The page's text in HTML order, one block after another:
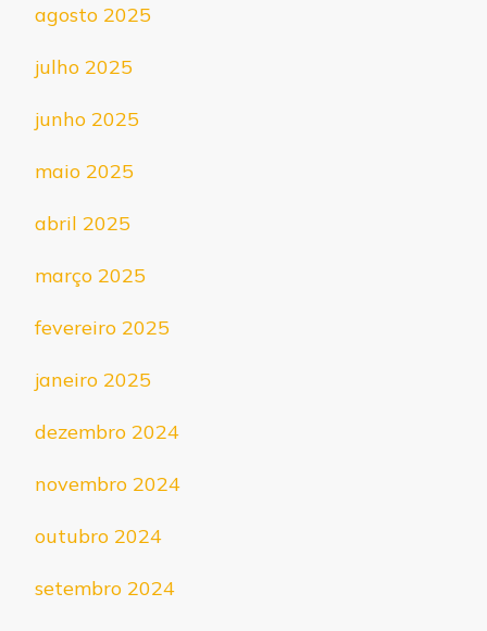
agosto 2025
julho 2025
junho 2025
maio 2025
abril 2025
março 2025
fevereiro 2025
janeiro 2025
dezembro 2024
novembro 2024
outubro 2024
setembro 2024